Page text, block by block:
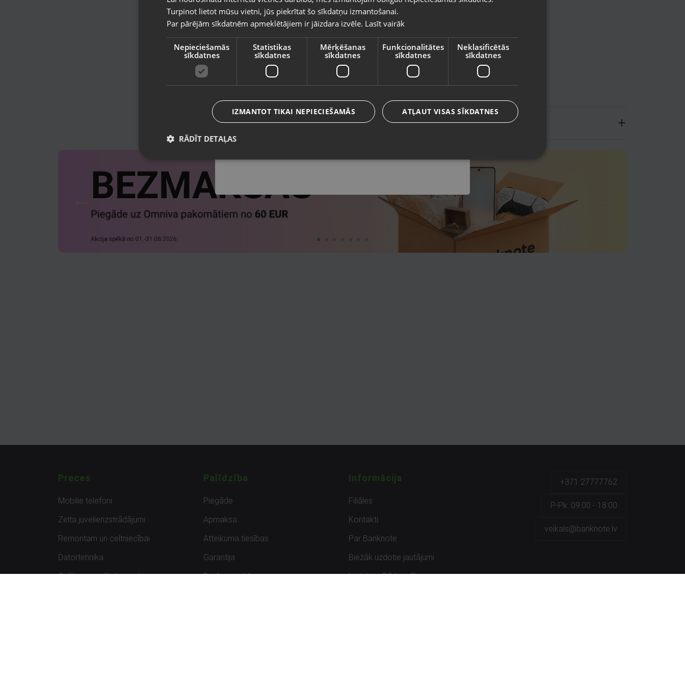
Telefona numurs: +371 25484941
Stāvoklis Lietots (Garantija 6 mēneši)
Bez komplektācijas.
Piegādes veidi
Preces
Mobilie telefoni
Zelta juvelierizstrādājumi
Remontam un celtniecībai
Datortehnika
Spēles un spēļu konsoles
Palīdzība
Piegāde
Apmaksa
Atteikuma tiesības
Garantija
Preču uzpirkšana
Informācija
Filiāles
Kontakti
Par Banknote
Biežāk uzdotie jautājumi
Lietots – Pārbaudīts
+371 27777762
P.-Pk. 09:00 - 18:00
veikals@banknote.lv
Vietnes saturs būs attēlots izvēlētajā valodā
Valsts
Valoda
Latviešu / Latvian
Turpinot lietot mūsu vietni, jūs piekrītat šo sīkdatņu izmantošanai.
Par pārējām sīkdatnēm apmeklētājiem ir jāizdara izvēle. Lasīt vairāk
Nepieciešamās
sīkdatnes
Statistikas
sīkdatnes
Mērķēšanas
sīkdatnes
Funkcionalitātes
sīkdatnes
Neklasificētās
sīkdatnes
ATĻAUT VISAS SĪKDATNES
IZMANTOT TIKAI NEPIECIEŠAMĀS
RĀDĪT DETAĻAS